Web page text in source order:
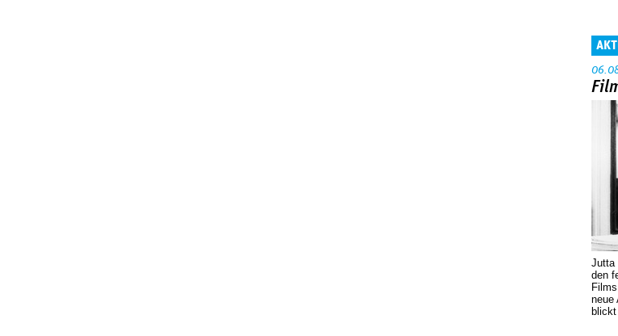
Jutta
den
neue
blickt